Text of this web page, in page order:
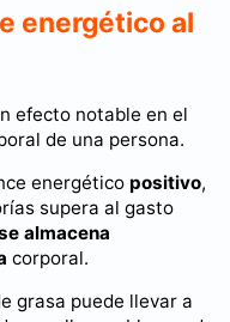
energético al
efecto notable en el
de una persona.
energético positivo,
supera al gasto
almacena
corporal.
grasa puede llevar a